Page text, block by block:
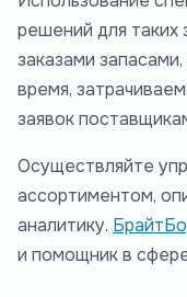
решений для таких
заказами
время,
заявок
Осуществляйте
ассортиментом,
аналитику.
и помощник в